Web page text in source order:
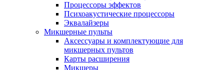
Процессоры эффектов
Психоакустические процессоры
Эквалайзеры
Микшерные пульты
Аксессуары и комплектующие для
микшерных пультов
Карты расширения
Микшеры